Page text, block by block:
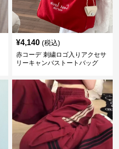
¥4,140 (税込)
赤コーデ 刺繍ロゴ入りアクセサ
リーキャンバストートバッグ